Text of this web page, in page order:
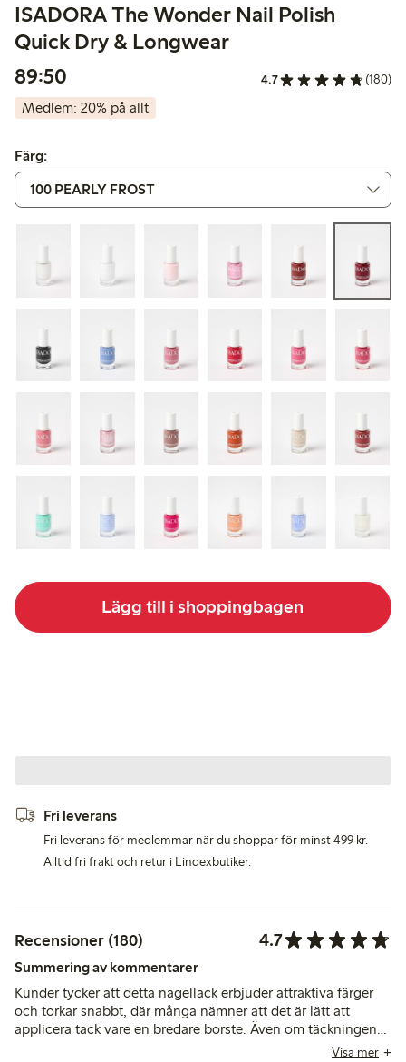
ISADORA The Wonder Nail Polish
Quick Dry & Longwear
89:50
4.7 (180)
Medlem: 20% på allt
Färg:
Lägg till i shoppingbagen
Fri leverans
Fri leverans för medlemmar när du shoppar för minst 499 kr.
Alltid fri frakt och retur i Lindexbutiker.
Recensioner (180) 4.7
Summering av kommentarer
Kunder tycker att detta nagellack erbjuder attraktiva färger
och torkar snabbt, där många nämner att det är lätt att
applicera tack vare en bredare borste. Även om täckningen
ofta kräver flera lager, håller lacket vanligtvis i flera dagar,
Visa mer